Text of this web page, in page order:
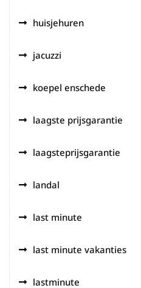
huisjehuren
jacuzzi
koepel enschede
laagste prijsgarantie
laagsteprijsgarantie
landal
last minute
last minute vakanties
lastminute